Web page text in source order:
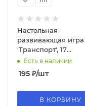
Настольная
развивающая игра
'Транспорт', 17
трафаретов, ИН-1149
Есть в наличии
195 ₽/шт
В КОРЗИНУ